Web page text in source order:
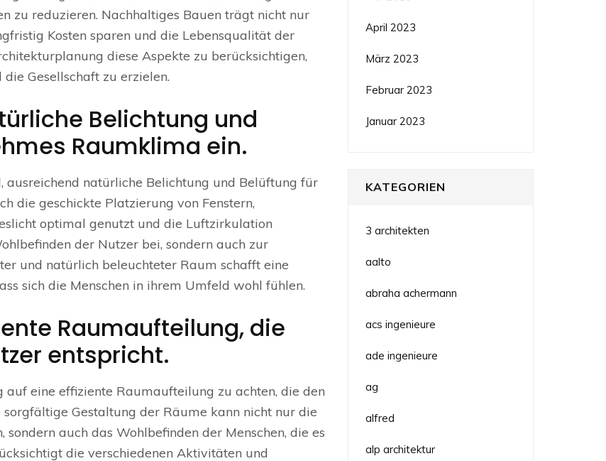
zu reduzieren. Nachhaltiges Bauen trägt nicht nur
Kosten sparen und die Lebensqualität der
diese Aspekte zu berücksichtigen,
Gesellschaft zu erzielen.
Belichtung und
Raumklima ein.
ausreichend natürliche Belichtung und Belüftung für
die geschickte Platzierung von Fenstern,
optimal genutzt und die Luftzirkulation
der Nutzer bei, sondern auch zur
und natürlich beleuchteter Raum schafft eine
sich die Menschen in ihrem Umfeld wohl fühlen.
Raumaufteilung, die
entspricht.
eine effiziente Raumaufteilung zu achten, die den
Gestaltung der Räume kann nicht nur die
auch das Wohlbefinden der Menschen, die es
die verschiedenen Aktivitäten und
April 2023
März 2023
Februar 2023
Januar 2023
KATEGORIEN
3 architekten
aalto
abraha achermann
acs ingenieure
ade ingenieure
ag
alfred
alp architektur